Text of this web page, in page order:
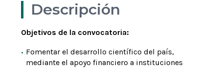
Descripción
Objetivos de la convocatoria:
Fomentar el desarrollo científico del país,
mediante el apoyo financiero a instituciones